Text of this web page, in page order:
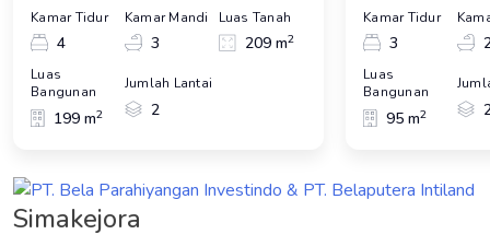
Kamar Tidur
4
Kamar Mandi
3
Luas Tanah
209 m2
Luas
Bangunan
199 m2
Jumlah Lantai
2
Kamar Tidur
3
Luas
Bangunan
95 m2
Simakejora